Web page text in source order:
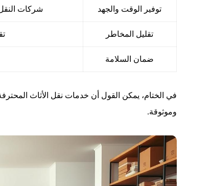
توفير الوقت والجهد شركات
تقليل المخاطر
ضمان السلامة
في الختام، يمكن القول أن خدمات نقل الأثاث
وموثوقة.